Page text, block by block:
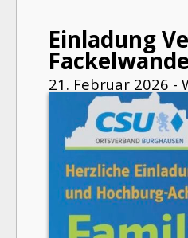
Einladung
21. Februar 2026 -